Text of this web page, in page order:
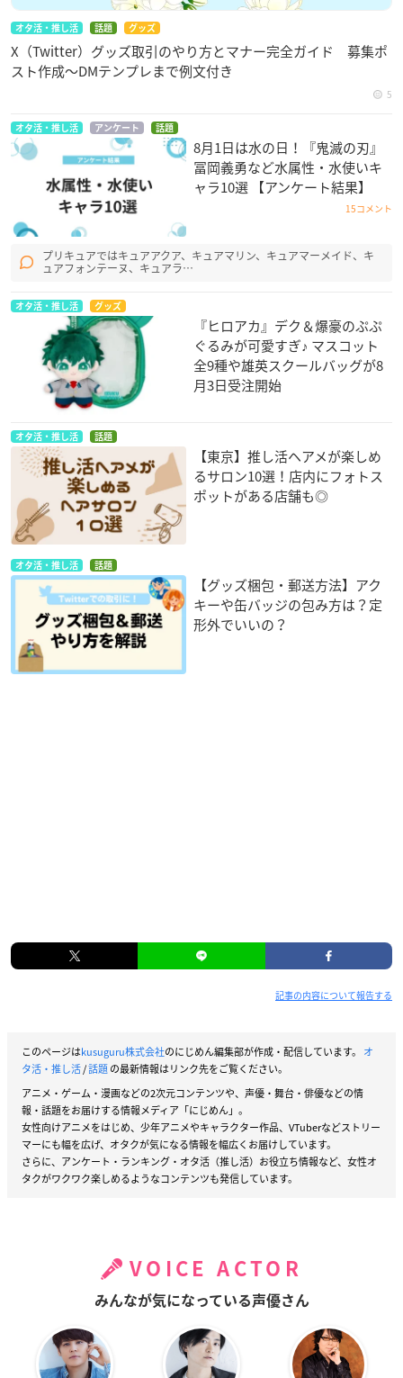
オタ活・推し活 話題 グッズ
X（Twitter）グッズ取引のやり方とマナー完全ガイド 募集ポ
スト作成〜DMテンプレまで例文付き
5
オタ活・推し活 アンケート 話題
8月1日は水の日！『鬼滅の刃』
冨岡義勇など水属性・水使いキ
ャラ10選 【アンケート結果】
15コメント
プリキュアではキュアアクア、キュアマリン、キュアマーメイド、キ
ュアフォンテーヌ、キュアラ…
オタ活・推し活 グッズ
『ヒロアカ』デク＆爆豪のぷぷ
ぐるみが可愛すぎ♪ マスコット
全9種や雄英スクールバッグが8
月3日受注開始
オタ活・推し活 話題
【東京】推し活ヘアメが楽しめ
るサロン10選！店内にフォトス
ポットがある店舗も◎
オタ活・推し活 話題
【グッズ梱包・郵送方法】アク
キーや缶バッジの包み方は？定
形外でいいの？
記事の内容について報告する
このページはkusuguru株式会社のにじめん編集部が作成・配信しています。 オ
タ活・推し活/話題の最新情報はリンク先をご覧ください。
アニメ・ゲーム・漫画などの2次元コンテンツや、声優・舞台・俳優などの情
報・話題をお届けする情報メディア「にじめん」。
女性向けアニメをはじめ、少年アニメやキャラクター作品、VTuberなどストリー
マーにも幅を広げ、オタクが気になる情報を幅広くお届けしています。
さらに、アンケート・ランキング・オタ活（推し活）お役立ち情報など、女性オ
タクがワクワク楽しめるようなコンテンツも発信しています。
VOICE ACTOR
みんなが気になっている声優さん